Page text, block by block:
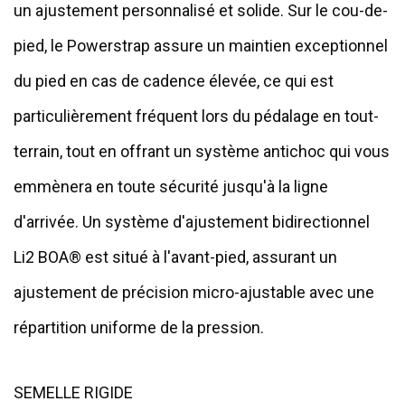
un ajustement personnalisé et solide. Sur le cou-de-
pied, le Powerstrap assure un maintien exceptionnel
du pied en cas de cadence élevée, ce qui est
particulièrement fréquent lors du pédalage en tout-
terrain, tout en offrant un système antichoc qui vous
emmènera en toute sécurité jusqu'à la ligne
d'arrivée. Un système d'ajustement bidirectionnel
Li2 BOA® est situé à l'avant-pied, assurant un
ajustement de précision micro-ajustable avec une
répartition uniforme de la pression.
SEMELLE RIGIDE